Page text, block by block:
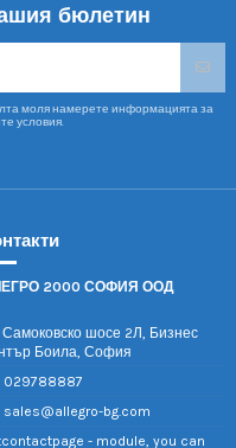
бюлетин
моля намерете информацията за
условия.
2000 СОФИЯ ООД
Самоковско шосе 2Л, Бизнес
Боила, София
029788887
sales@allegro-bg.com
- module, you can